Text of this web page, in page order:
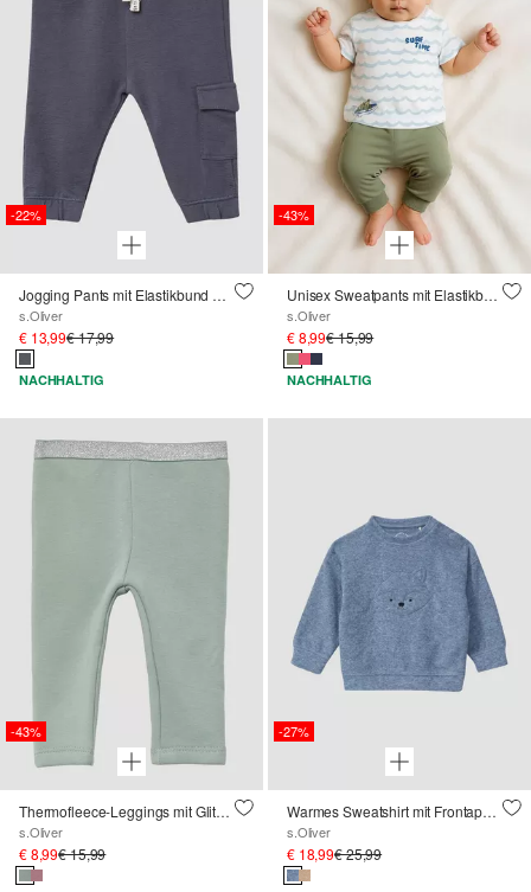
-22%
Jogging Pants mit Elastikbund aus Strukturjersey
s.Oliver
€ 13,99€ 17,99
NACHHALTIG
-43%
Unisex Sweatpants mit Elastikbund
s.Oliver
€ 8,99€ 15,99
NACHHALTIG
-43%
Thermofleece-Leggings mit Glitzerbund
s.Oliver
€ 8,99€ 15,99
-27%
Warmes Sweatshirt mit Frontapplikation und Struktur
s.Oliver
€ 18,99€ 25,99